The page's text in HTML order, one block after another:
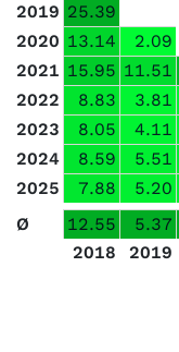
2019 25.39
2020 13.14
2.09
2021 15.95 11.51
2022
8.83 3.81
2023
8.05 4.11
2024
8.59 5.51
2025
7.88 5.20
Ø
12.55 5.37
2018
2019